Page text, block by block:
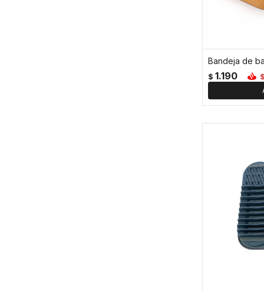
Bandeja de
$ 1.190